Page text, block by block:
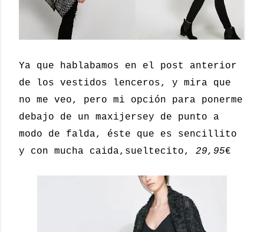
Ya que hablabamos en el post anterior
de los vestidos lenceros, y mira que
no me veo, pero mi opción para ponerme
debajo de un maxijersey de punto a
modo de falda, éste que es sencillito
y con mucha caida,sueltecito, 29,95€